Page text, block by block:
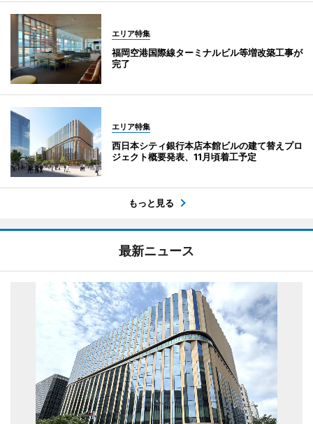
エリア特集
福岡空港国際線ターミナルビル等増改築工事が
完了
エリア特集
西日本シティ銀行本店本館ビルの建て替えプロ
ジェクト概要発表、11月頃着工予定
もっと見る
最新ニュース